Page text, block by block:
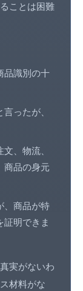
ことは困難
品識別の十
ったが、
、物流、
商品の身元
、商品が特
証明できま
実がないわ
材料がな